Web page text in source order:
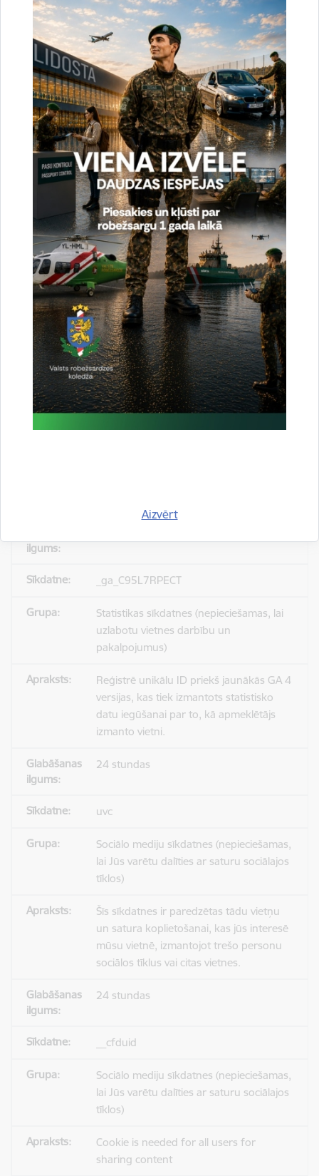
Aizvērt
uzlabotu vietnes darbību un
pakalpojumus)
Reģistrē unikālu ID, kas tiek izmantots
statistisko datu iegūšanai par to, kā
apmeklētājs izmanto vietni.
2 gadi
_gat
Statistikas sīkdatnes (nepieciešamas, lai
uzlabotu vietnes darbību un
pakalpojumus)
Izmanto Google Analytics, lai samazinātu
pieprasījuma līmeni.
1 minūte
_gid
Statistikas sīkdatnes (nepieciešamas, lai
uzlabotu vietnes darbību un
pakalpojumus)
_ga_C95L7RPECT
Statistikas sīkdatnes (nepieciešamas, lai
uzlabotu vietnes darbību un
pakalpojumus)
Reģistrē unikālu ID priekš jaunākās GA 4
versijas, kas tiek izmantots statistisko
datu iegūšanai par to, kā apmeklētājs
izmanto vietni.
24 stundas
uvc
Sociālo mediju sīkdatnes (nepieciešamas,
lai Jūs varētu dalīties ar saturu sociālajos
tīklos)
Šīs sīkdatnes ir paredzētas tādu vietņu
un satura koplietošanai, kas jūs interesē
mūsu vietnē, izmantojot trešo personu
sociālos tīklus vai citas vietnes.
24 stundas
__cfduid
Sociālo mediju sīkdatnes (nepieciešamas,
lai Jūs varētu dalīties ar saturu sociālajos
tīklos)
Cookie is needed for all users for
sharing content